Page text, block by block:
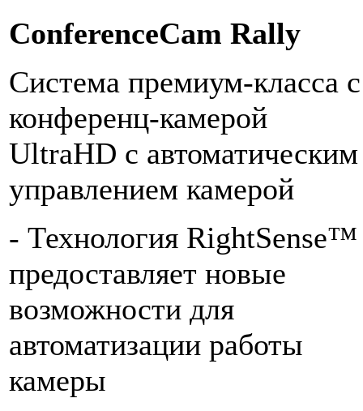
ConferenceCam Rally
Система премиум-класса с
конференц-камерой
UltraHD с автоматическим
управлением камерой
- Технология RightSense™
предоставляет новые
возможности для
автоматизации работы
камеры